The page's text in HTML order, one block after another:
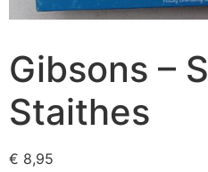
Gibsons –
Staithes
€ 8,95